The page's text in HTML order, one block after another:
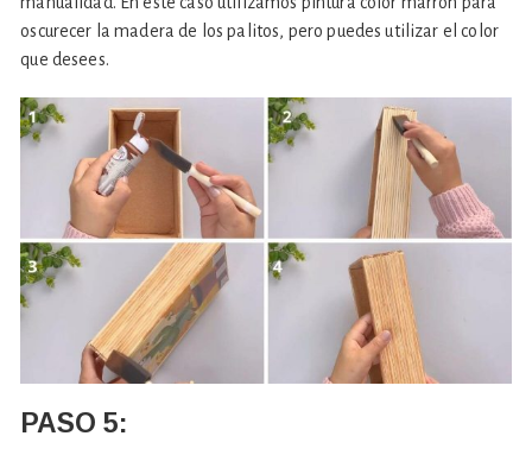
oscurecer la madera de los palitos, pero puedes utilizar el color
que desees.
PASO 5: